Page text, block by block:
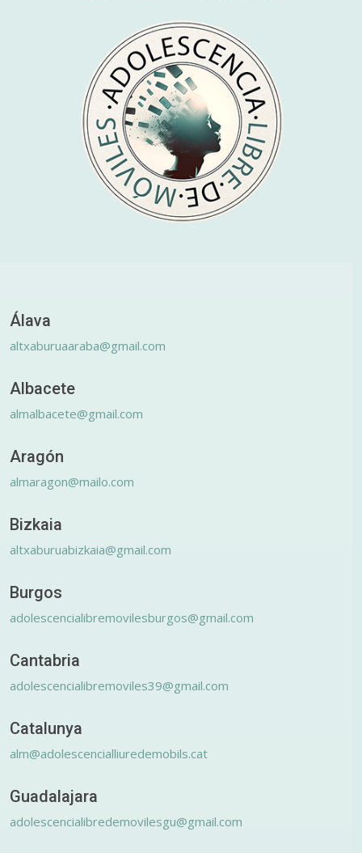
Álava
altxaburuaaraba@gmail.com
Albacete
almalbacete@gmail.com
Aragón
almaragon@mailo.com
Bizkaia
altxaburuabizkaia@gmail.com
Burgos
adolescencialibremovilesburgos@gmail.com
Cantabria
adolescencialibremoviles39@gmail.com
Catalunya
alm@adolescencialliuredemobils.cat
Guadalajara
adolescencialibredemovilesgu@gmail.com